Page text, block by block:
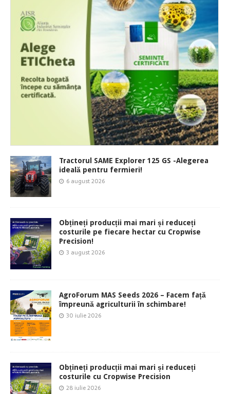
Tractorul SAME Explorer 125 GS -Alegerea
ideală pentru fermieri!
6 august 2026
Obțineți producții mai mari și reduceți
costurile pe fiecare hectar cu Cropwise
Precision!
3 august 2026
AgroForum MAS Seeds 2026 – Facem față
împreună agriculturii în schimbare!
30 iulie 2026
Obțineți producții mai mari și reduceți
costurile cu Cropwise Precision
28 iulie 2026